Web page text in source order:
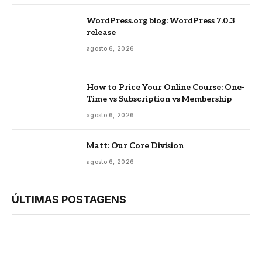
WordPress.org blog: WordPress 7.0.3
release
agosto 6, 2026
How to Price Your Online Course: One-
Time vs Subscription vs Membership
agosto 6, 2026
Matt: Our Core Division
agosto 6, 2026
ÚLTIMAS POSTAGENS